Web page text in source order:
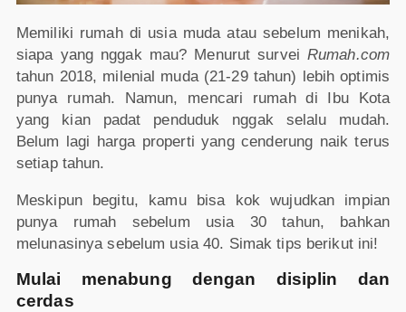
Memiliki rumah di usia muda atau sebelum menikah,
siapa yang nggak mau? Menurut survei Rumah.com
tahun 2018, milenial muda (21-29 tahun) lebih optimis
punya rumah. Namun, mencari rumah di Ibu Kota
yang kian padat penduduk nggak selalu mudah.
Belum lagi harga properti yang cenderung naik terus
setiap tahun.
Meskipun begitu, kamu bisa kok wujudkan impian
punya rumah sebelum usia 30 tahun, bahkan
melunasinya sebelum usia 40. Simak tips berikut ini!
Mulai menabung dengan disiplin dan
cerdas